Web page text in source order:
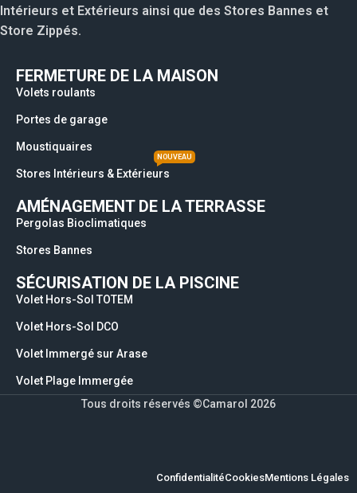
Intérieurs et Extérieurs ainsi que des Stores Bannes et
Store Zippés.
FERMETURE DE LA MAISON
Volets roulants
Portes de garage
Moustiquaires
Stores Intérieurs & Extérieurs
NOUVEAU
AMÉNAGEMENT DE LA TERRASSE
Pergolas Bioclimatiques
Stores Bannes
SÉCURISATION DE LA PISCINE
Volet Hors-Sol TOTEM
Volet Hors-Sol DCO
Volet Immergé sur Arase
Volet Plage Immergée
Tous droits réservés ©Camarol 2026
Mentions Légales
Cookies
Confidentialité